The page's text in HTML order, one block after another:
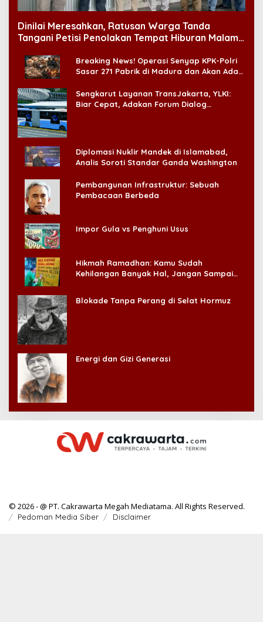
Dinilai Meresahkan, Ratusan Warga Tanda
Tangani Petisi Penolakan Tempat Hiburan Malam
Breaking News! Operasi Senyap KPK-Polri
Sasar 271 Pabrik di Madura dan Akan Ada
Sengkarut Layanan TransJakarta, YLKI:
Biar Cepat, Adakan Forum Dialog
Diplomasi Nuklir Mandek di Islamabad,
Analis Soroti Standar Ganda Washington
Pembangunan Infrastruktur: Sebuah
Pembacaan Berbeda
Impor Gula vs Penghuni Usus
Hikmah Ramadhan: Kamu Sudah
Kehilangan Banyak Hal, Jangan Sampai
Blokade Tanpa Perang di Selat Hormuz
Energi dan Gizi Generasi
© 2026 - @ PT. Cakrawarta Megah Mediatama. All Rights Reserved.
Pedoman Media Siber Disclaimer